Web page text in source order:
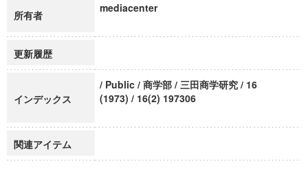
所有者
mediacenter
更新履歴
インデックス
/ Public / 商学部 / 三田商学研究 / 16
(1973) / 16(2) 197306
関連アイテム